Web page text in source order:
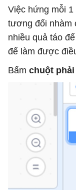
Việc hứng mỗi
tương đối nhàm
nhiều quả táo
để làm được
Bấm chuột phải